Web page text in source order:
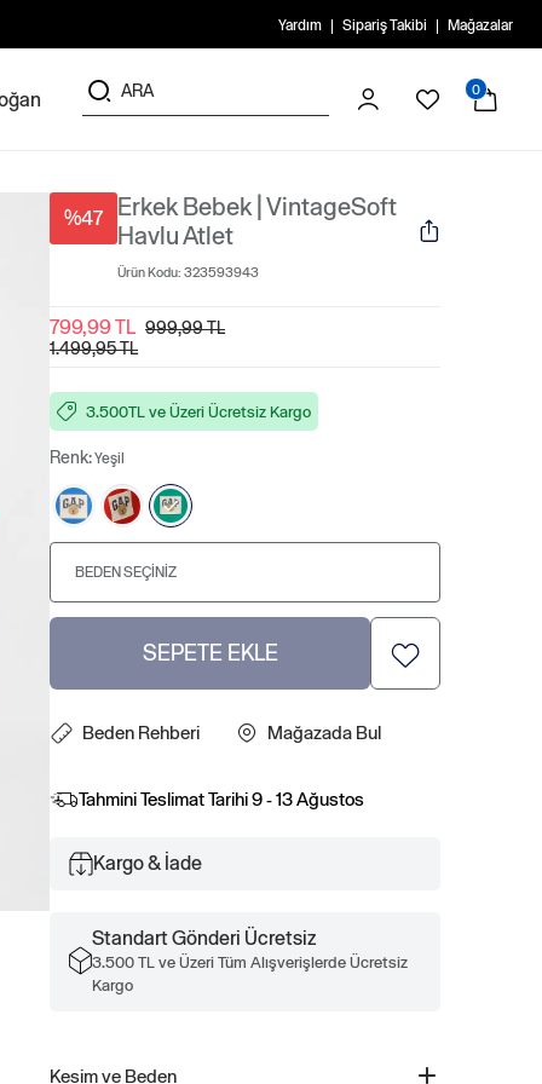
Yardım Sipariş Takibi Mağazalar
0
%47
Erkek Bebek | VintageSoft
Havlu Atlet
Ürün Kodu: 323593943
799,99 TL 999,99 TL
1.499,95 TL
3.500TL ve Üzeri Ücretsiz Kargo
Renk:Yeşil
BEDEN SEÇINIZ
SEPETE EKLE
Beden Rehberi Mağazada Bul
Tahmini Teslimat Tarihi9 - 13 Ağustos
Kargo & İade
Standart Gönderi Ücretsiz
3.500 TL ve Üzeri Tüm Alışverişlerde Ücretsiz
Kargo
Kesim ve Beden